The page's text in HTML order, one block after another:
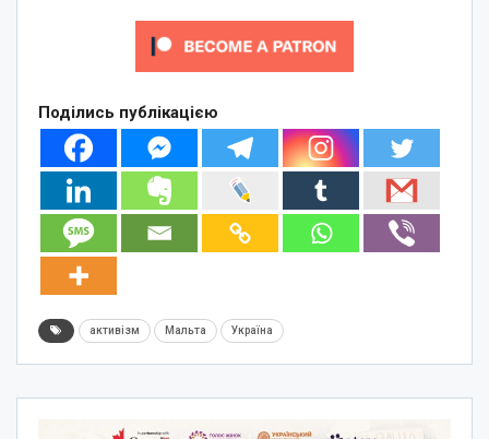
Поділись публікацією
активізм Мальта Україна